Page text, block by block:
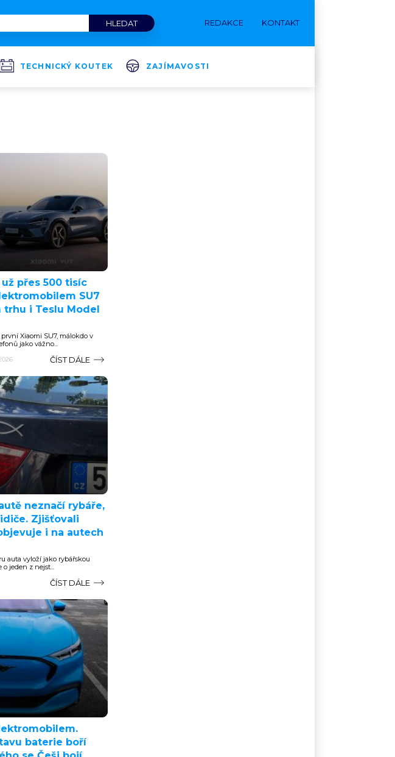
REDAKCE KONTAKT
TECHNICKÝ KOUTEK ZAJÍMAVOSTI
přes 500 tisíc
SU7
i Teslu Model
Xiaomi SU7, málokdo v
jako vážno...
ČÍST DÁLE
neznačí rybáře,
Zjišťovali
i na autech
auta vyloží jako rybářskou
jeden z nejst...
ČÍST DÁLE
baterie boří